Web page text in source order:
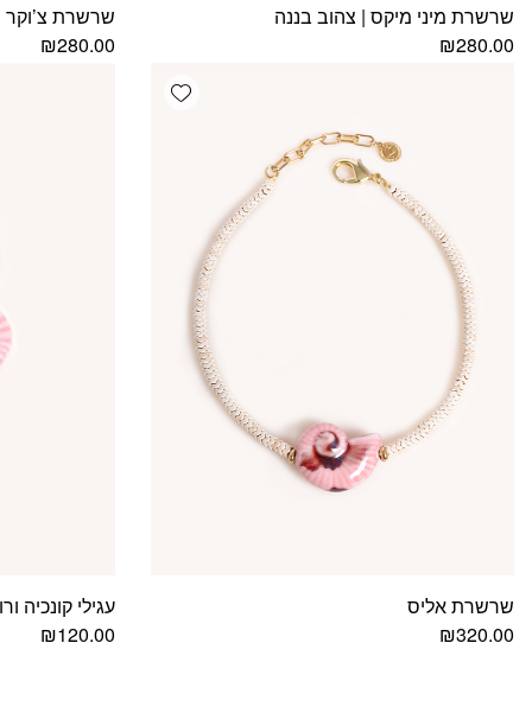
שרשרת מיני מיקס | צהוב בננה
₪280.00
שרשרת צ’וקר
₪280.00
Add wishlist
שרשרת אליס
₪320.00
עגילי קונכיה
₪120.00